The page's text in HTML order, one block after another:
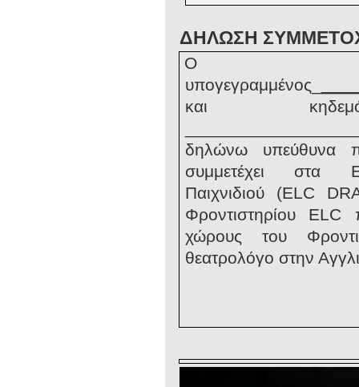
ΔΗΛΩΣΗ
Ο
υπογεγραμμένος_
και
δηλώνω υπεύθυνα
συμμετέχει στα
Παιχνιδιού (ELC
Φροντιστηρίου ELC
χώρους του
θεατρολόγο στην